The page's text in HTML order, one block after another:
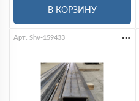
В КОРЗИНУ
Арт. Shv-159433